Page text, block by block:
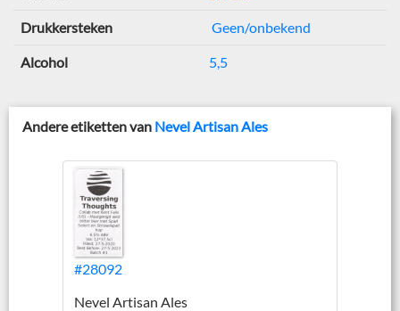
Drukkersteken Geen/onbekend
Alcohol 5,5
Andere etiketten van Nevel Artisan Ales
#28092
Nevel Artisan Ales